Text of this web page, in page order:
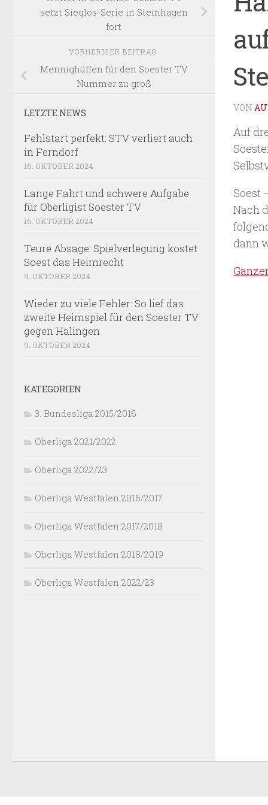
VON
Auf
Soest
Nach
dann
setzt Sieglos-Serie in Steinhagen
fort
VORHERIGER BEITRAG
Mennighüffen für den Soester TV
Nummer zu groß
LETZTE NEWS
Fehlstart perfekt: STV verliert auch
in Ferndorf
16. OKTOBER 2024
Lange Fahrt und schwere Aufgabe
für Oberligist Soester TV
16. OKTOBER 2024
Teure Absage: Spielverlegung kostet
Soest das Heimrecht
9. OKTOBER 2024
Wieder zu viele Fehler: So lief das
zweite Heimspiel für den Soester TV
gegen Halingen
9. OKTOBER 2024
KATEGORIEN
3. Bundesliga 2015/2016
Oberliga 2021/2022
Oberliga 2022/23
Oberliga Westfalen 2016/2017
Oberliga Westfalen 2017/2018
Oberliga Westfalen 2018/2019
Oberliga Westfalen 2022/23